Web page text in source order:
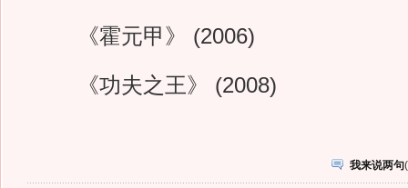
《霍元甲》 (2006)
《功夫之王》 (2008)
我来说两句(